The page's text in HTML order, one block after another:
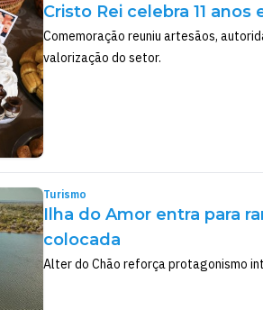
Cristo Rei celebra 11
Comemoração reuniu artesãos,
valorização do setor.
Turismo
Ilha do Amor entra para
colocada
Alter do Chão reforça protagonismo